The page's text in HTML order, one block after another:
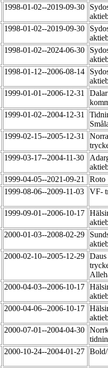
1998-01-02--2019-09-30
1998-01-02--2019-09-30
1998-01-02--2024-06-30
1998-01-12--2006-08-14
1999-01-01--2006-12-31
1999-01-02--2004-12-31
1999-02-15--2005-12-31
1999-03-17--2004-11-30
1999-04-05--2021-09-21
Roto
1999-08-06--2009-11-03 VF-
1999-09-01--2006-10-17
2000-01-03--2008-02-29
2000-02-10--2005-12-29 Daus
2000-04-03--2006-10-17
2000-04-06--2006-10-17
2000-07-01--2004-04-30
2000-10-24--2004-01-27